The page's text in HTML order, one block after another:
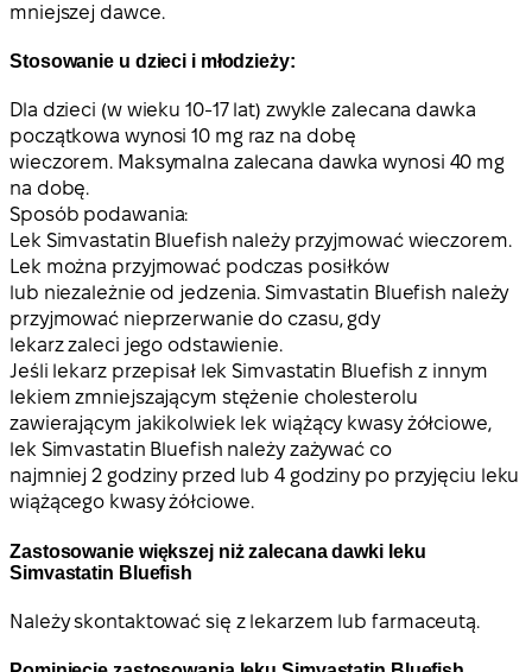
mniejszej dawce.
Stosowanie u dzieci i młodzieży:
Dla dzieci (w wieku 10-17 lat) zwykle zalecana dawka
początkowa wynosi 10 mg raz na dobę
wieczorem. Maksymalna zalecana dawka wynosi 40 mg
na dobę.
Sposób podawania:
Lek Simvastatin Bluefish należy przyjmować wieczorem.
Lek można przyjmować podczas posiłków
lub niezależnie od jedzenia. Simvastatin Bluefish należy
przyjmować nieprzerwanie do czasu, gdy
lekarz zaleci jego odstawienie.
Jeśli lekarz przepisał lek Simvastatin Bluefish z innym
lekiem zmniejszającym stężenie cholesterolu
zawierającym jakikolwiek lek wiążący kwasy żółciowe,
lek Simvastatin Bluefish należy zażywać co
najmniej 2 godziny przed lub 4 godziny po przyjęciu leku
wiążącego kwasy żółciowe.
Zastosowanie większej niż zalecana dawki leku
Simvastatin Bluefish
Należy skontaktować się z lekarzem lub farmaceutą.